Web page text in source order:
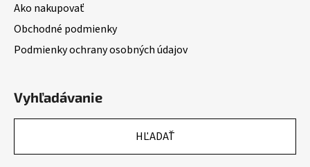
Ako nakupovať
Obchodné podmienky
Podmienky ochrany osobných údajov
Vyhľadávanie
HĽADAŤ